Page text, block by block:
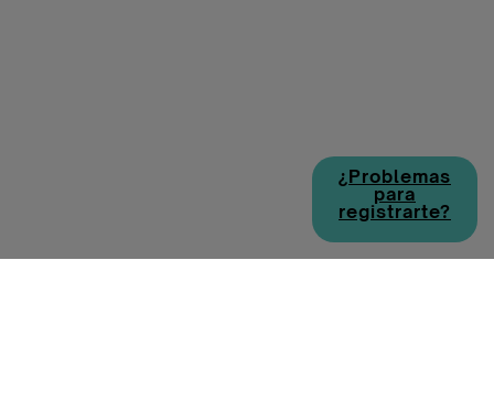
¿Problemas
para
registrarte?